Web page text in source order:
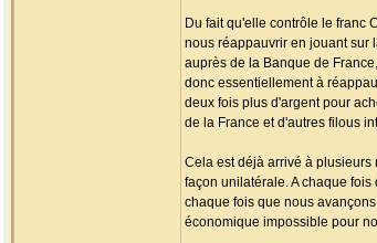
Du fait qu'elle contrôle le franc
nous réappauvrir en jouant sur
auprès de la Banque de
donc essentiellement à
deux fois plus d'argent pour
de la France et d'autres filous
Cela est déjà arrivé à plusieurs
façon unilatérale. A chaque
chaque fois que nous
économique impossible pour